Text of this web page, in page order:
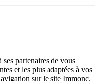
partenaires de vous
et les plus adaptées à vos
sur le site Immonc.